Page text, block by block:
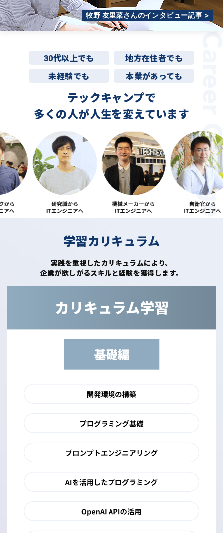
牧野 友里菜さんのインタビュー記事 >
30代以上でも
地方在住者でも
未経験でも
本業があっても
テックキャンプで
多くの人が人生を変えています
学習カリキュラム
実践を重視したカリキュラムにより、
企業が欲しがるスキルと経験を獲得します。